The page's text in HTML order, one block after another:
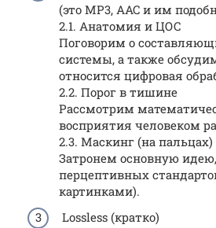
(это MP3, AAC и им
2.1. Анатомия и ЦОС
Поговорим о
системы, а также
относится цифровая
2.2. Порог в тишине
Рассмотрим
восприятия человеком
2.3. Маскинг (на пальцах)
Затронем основную
перцептивных
картинками).
Lossless (кратко)